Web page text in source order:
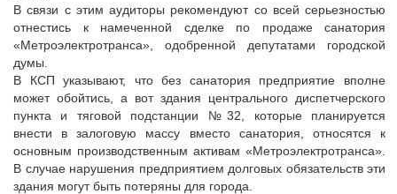
В связи с этим аудиторы рекомендуют со всей серьезностью
отнестись к намеченной сделке по продаже санатория
«Метроэлектротранса», одобренной депутатами городской
думы.
В КСП указывают, что без санатория предприятие вполне
может обойтись, а вот здания центрального диспетчерского
пункта и тяговой подстанции №32, которые планируется
внести в залоговую массу вместо санатория, относятся к
основным производственным активам «Метроэлектротранса».
В случае нарушения предприятием долговых обязательств эти
здания могут быть потеряны для города.